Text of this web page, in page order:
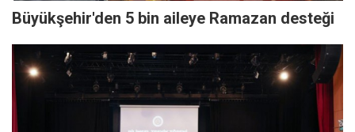
Büyükşehir'den 5 bin aileye Ramazan desteği